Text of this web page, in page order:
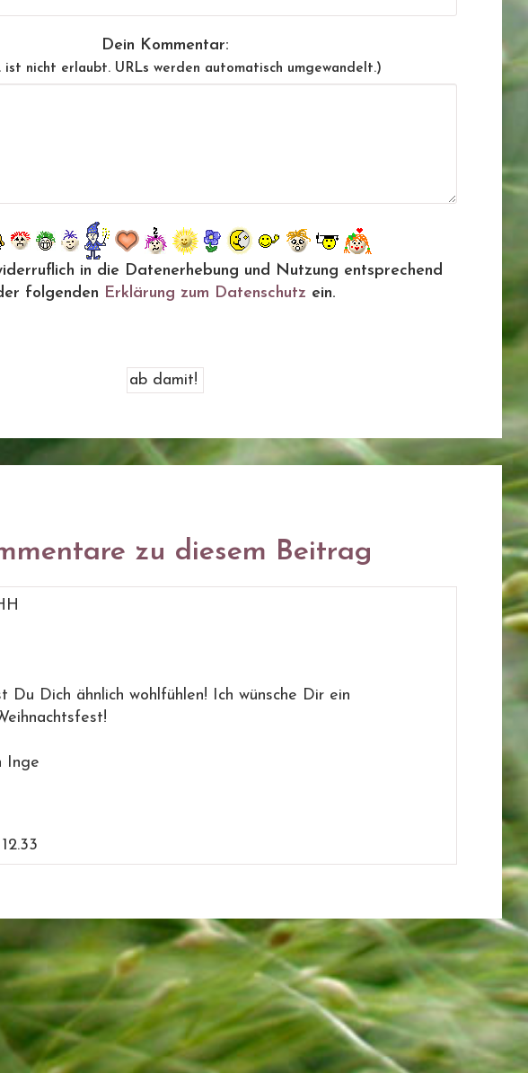
Dein Kommentar:
ist nicht erlaubt. URLs werden automatisch umgewandelt.)
in die Datenerhebung und Nutzung entsprechend
folgenden Erklärung zum Datenschutz ein.
zu diesem Beitrag
Du Dich ähnlich wohlfühlen! Ich wünsche Dir ein
Inge